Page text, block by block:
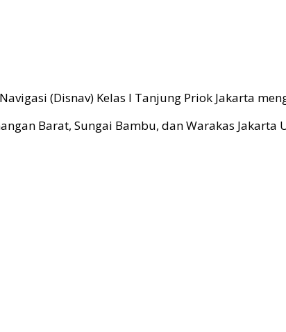
(Disnav) Kelas I Tanjung Priok Jakarta
Barat, Sungai Bambu, dan Warakas